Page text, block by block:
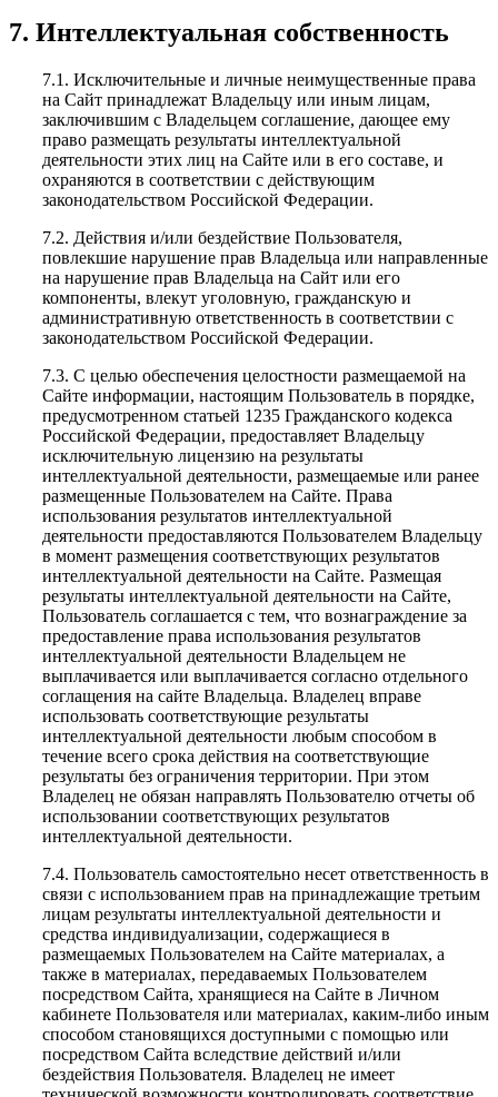
7. Интеллектуальная собственность
7.1. Исключительные и личные неимущественные права
на Сайт принадлежат Владельцу или иным лицам,
заключившим с Владельцем соглашение, дающее ему
право размещать результаты интеллектуальной
деятельности этих лиц на Сайте или в его составе, и
охраняются в соответствии с действующим
законодательством Российской Федерации.
7.2. Действия и/или бездействие Пользователя,
повлекшие нарушение прав Владельца или направленные
на нарушение прав Владельца на Сайт или его
компоненты, влекут уголовную, гражданскую и
административную ответственность в соответствии с
законодательством Российской Федерации.
7.3. С целью обеспечения целостности размещаемой на
Сайте информации, настоящим Пользователь в порядке,
предусмотренном статьей 1235 Гражданского кодекса
Российской Федерации, предоставляет Владельцу
исключительную лицензию на результаты
интеллектуальной деятельности, размещаемые или ранее
размещенные Пользователем на Сайте. Права
использования результатов интеллектуальной
деятельности предоставляются Пользователем Владельцу
в момент размещения соответствующих результатов
интеллектуальной деятельности на Сайте. Размещая
результаты интеллектуальной деятельности на Сайте,
Пользователь соглашается с тем, что вознаграждение за
предоставление права использования результатов
интеллектуальной деятельности Владельцем не
выплачивается или выплачивается согласно отдельного
соглащения на сайте Владельца. Владелец вправе
использовать соответствующие результаты
интеллектуальной деятельности любым способом в
течение всего срока действия на соответствующие
результаты без ограничения территории. При этом
Владелец не обязан направлять Пользователю отчеты об
использовании соответствующих результатов
интеллектуальной деятельности.
7.4. Пользователь самостоятельно несет ответственность в
связи с использованием прав на принадлежащие третьим
лицам результаты интеллектуальной деятельности и
средства индивидуализации, содержащиеся в
размещаемых Пользователем на Сайте материалах, а
также в материалах, передаваемых Пользователем
посредством Сайта, хранящиеся на Сайте в Личном
кабинете Пользователя или материалах, каким-либо иным
способом становящихся доступными с помощью или
посредством Сайта вследствие действий и/или
бездействия Пользователя. Владелец не имеет